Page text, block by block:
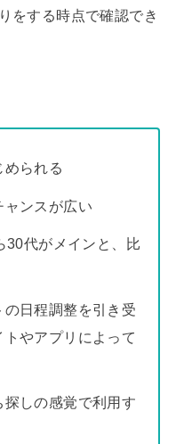
をする時点で確認でき
められる
ンスが広い
30代がメインと、比
日程調整を引き受
やアプリによって
しの感覚で利用す